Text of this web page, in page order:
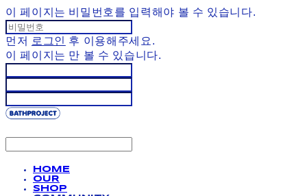
이 페이지는 비밀번호를 입력해야 볼 수 있습니다.
먼저 로그인 후 이용해주세요.
이 페이지는 만 볼 수 있습니다.
HOME
OUR
SHOP